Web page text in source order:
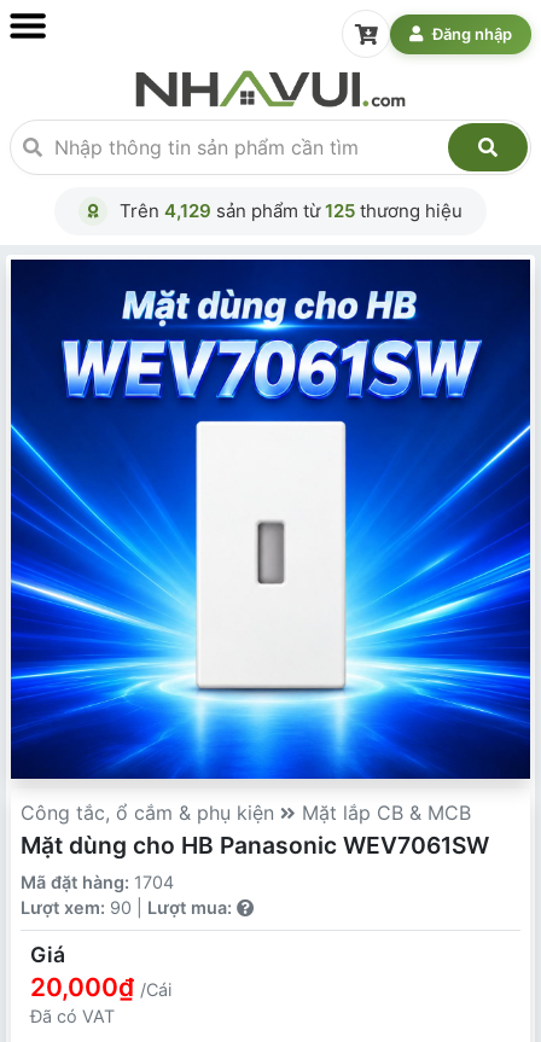
Đăng nhập
Trên 4,129 sản phẩm từ125 thương hiệu
Công tắc, ổ cắm & phụ kiện Mặt lắp CB & MCB
Mặt dùng cho HB Panasonic WEV7061SW
Mã đặt hàng: 1704
Lượt xem: 90 | Lượt mua:
Giá
20,000₫ /Cái
Đã có VAT